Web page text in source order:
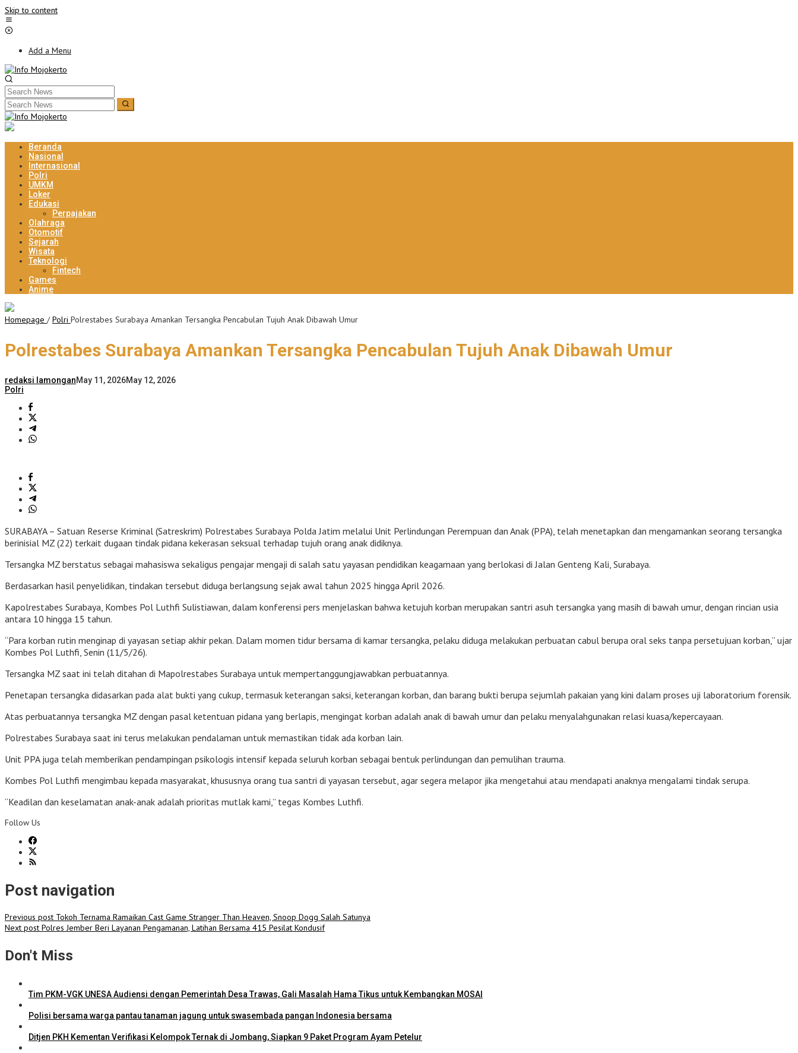
Skip to content
Add a Menu
Beranda
Nasional
Internasional
Polri
UMKM
Loker
Edukasi
Perpajakan
Olahraga
Otomotif
Sejarah
Wisata
Teknologi
Fintech
Games
Anime
Homepage / Polri Polrestabes Surabaya Amankan Tersangka Pencabulan Tujuh Anak Dibawah Umur
Polrestabes Surabaya Amankan Tersangka Pencabulan Tujuh Anak Dibawah Umur
redaksi lamonganMay 11, 2026May 12, 2026
Polri
SURABAYA – Satuan Reserse Kriminal (Satreskrim) Polrestabes Surabaya Polda Jatim melalui Unit Perlindungan Perempuan dan Anak (PPA), telah menetapkan dan mengamankan seorang tersangka
berinisial MZ (22) terkait dugaan tindak pidana kekerasan seksual terhadap tujuh orang anak didiknya.
Tersangka MZ berstatus sebagai mahasiswa sekaligus pengajar mengaji di salah satu yayasan pendidikan keagamaan yang berlokasi di Jalan Genteng Kali, Surabaya.
Berdasarkan hasil penyelidikan, tindakan tersebut diduga berlangsung sejak awal tahun 2025 hingga April 2026.
Kapolrestabes Surabaya, Kombes Pol Luthfi Sulistiawan, dalam konferensi pers menjelaskan bahwa ketujuh korban merupakan santri asuh tersangka yang masih di bawah umur, dengan rincian usia
antara 10 hingga 15 tahun.
“Para korban rutin menginap di yayasan setiap akhir pekan. Dalam momen tidur bersama di kamar tersangka, pelaku diduga melakukan perbuatan cabul berupa oral seks tanpa persetujuan korban,” ujar
Kombes Pol Luthfi, Senin (11/5/26).
Tersangka MZ saat ini telah ditahan di Mapolrestabes Surabaya untuk mempertanggungjawabkan perbuatannya.
Penetapan tersangka didasarkan pada alat bukti yang cukup, termasuk keterangan saksi, keterangan korban, dan barang bukti berupa sejumlah pakaian yang kini dalam proses uji laboratorium forensik.
Atas perbuatannya tersangka MZ dengan pasal ketentuan pidana yang berlapis, mengingat korban adalah anak di bawah umur dan pelaku menyalahgunakan relasi kuasa/kepercayaan.
Polrestabes Surabaya saat ini terus melakukan pendalaman untuk memastikan tidak ada korban lain.
Unit PPA juga telah memberikan pendampingan psikologis intensif kepada seluruh korban sebagai bentuk perlindungan dan pemulihan trauma.
Kombes Pol Luthfi mengimbau kepada masyarakat, khususnya orang tua santri di yayasan tersebut, agar segera melapor jika mengetahui atau mendapati anaknya mengalami tindak serupa.
“Keadilan dan keselamatan anak-anak adalah prioritas mutlak kami,” tegas Kombes Luthfi.
Follow Us
Post navigation
Previous post Tokoh Ternama Ramaikan Cast Game Stranger Than Heaven, Snoop Dogg Salah Satunya
Next post Polres Jember Beri Layanan Pengamanan, Latihan Bersama 415 Pesilat Kondusif
Don't Miss
Tim PKM-VGK UNESA Audiensi dengan Pemerintah Desa Trawas, Gali Masalah Hama Tikus untuk Kembangkan MOSAI
Polisi bersama warga pantau tanaman jagung untuk swasembada pangan Indonesia bersama
Ditjen PKH Kementan Verifikasi Kelompok Ternak di Jombang, Siapkan 9 Paket Program Ayam Petelur